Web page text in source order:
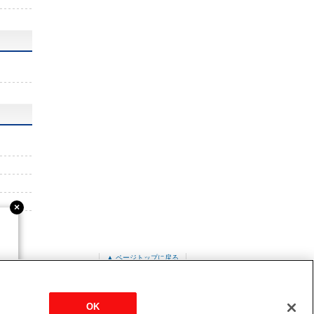
▲ ページトップに戻る
RP50FA17
OK